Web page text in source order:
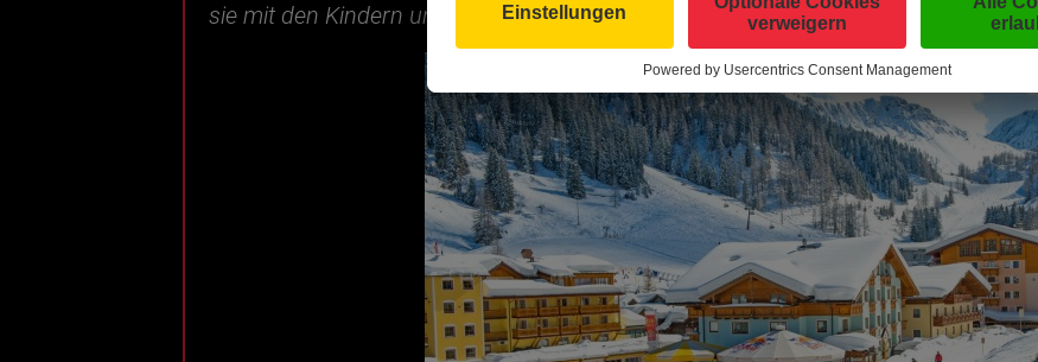
sie mit den Kindern und mit dem Hotel geleistet hat, während ich Ski gefahren bin.